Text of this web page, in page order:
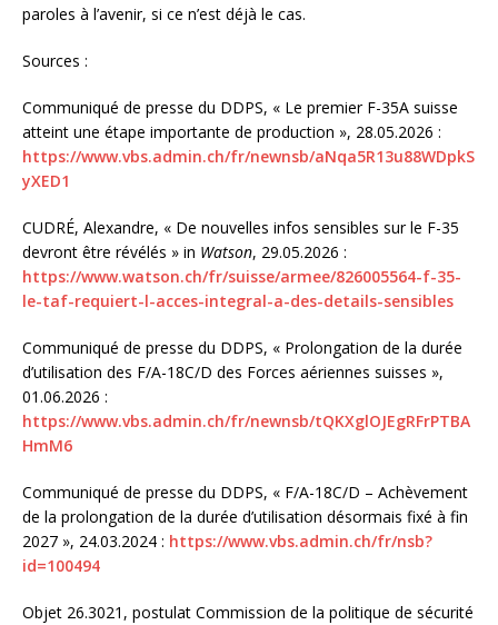
paroles à l’avenir, si ce n’est déjà le cas.
Sources :
Communiqué de presse du DDPS, « Le premier F-35A suisse
atteint une étape importante de production », 28.05.2026 :
https://www.vbs.admin.ch/fr/newnsb/aNqa5R13u88WDpkS
yXED1
CUDRÉ, Alexandre, « De nouvelles infos sensibles sur le F-35
devront être révélés » in Watson, 29.05.2026 :
https://www.watson.ch/fr/suisse/armee/826005564-f-35-
le-taf-requiert-l-acces-integral-a-des-details-sensibles
Communiqué de presse du DDPS, « Prolongation de la durée
d’utilisation des F/A-18C/D des Forces aériennes suisses »,
01.06.2026 :
https://www.vbs.admin.ch/fr/newnsb/tQKXglOJEgRFrPTBA
HmM6
Communiqué de presse du DDPS, « F/A-18C/D – Achèvement
de la prolongation de la durée d’utilisation désormais fixé à fin
2027 », 24.03.2024 : https://www.vbs.admin.ch/fr/nsb?
id=100494
Objet 26.3021, postulat Commission de la politique de sécurité